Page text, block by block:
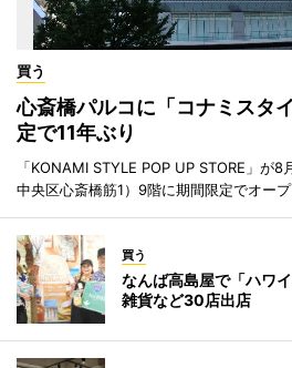
買う
心斎橋パルコに「コナミスタ
定で11年ぶり
「KONAMI STYLE POP UP STORE」が
中央区心斎橋筋1）9階に期間限定でオープ
買う
なんば高島屋で「ハワ
雑貨など30店出店